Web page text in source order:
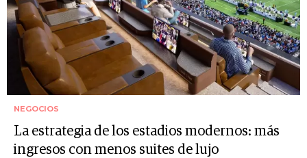
NEGOCIOS
La estrategia de los estadios modernos: más
ingresos con menos suites de lujo